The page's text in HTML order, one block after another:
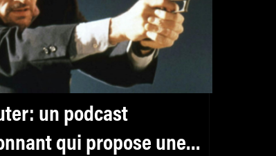
un podcast
qui propose une